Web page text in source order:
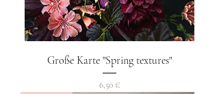
Große Karte "Spring textures"
Preis
6,50 €